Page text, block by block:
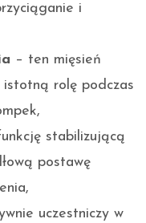
i
– ten mięsień
istotną rolę podczas
stabilizującą
postawę
uczestniczy w